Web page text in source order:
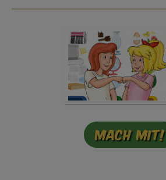
Mach mit!